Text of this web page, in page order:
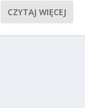
CZYTAJ WIĘCEJ